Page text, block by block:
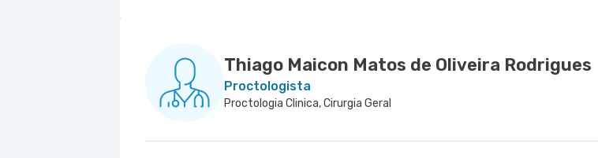
Thiago Maicon Matos de Oliveira Rodrigues
Proctologista
Proctologia Clinica, Cirurgia Geral